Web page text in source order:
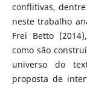
conflitivas,
neste trabalho
Frei Betto
como são
universo do
proposta de